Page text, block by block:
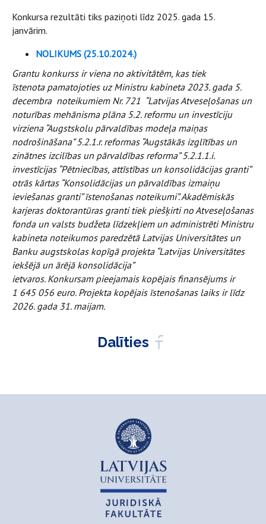
Konkursa rezultāti tiks paziņoti līdz 2025. gada 15.
janvārim.
NOLIKUMS (25.10.2024.)
Grantu konkurss ir viena no aktivitātēm, kas tiek
īstenota pamatojoties uz Ministru kabineta 2023. gada 5.
decembra noteikumiem Nr. 721 “Latvijas Atveseļošanas un
noturības mehānisma plāna 5.2. reformu un investīciju
virziena “Augstskolu pārvaldības modeļa maiņas
nodrošināšana” 5.2.1.r. reformas “Augstākās izglītības un
zinātnes izcilības un pārvaldības reforma” 5.2.1.1.i.
investīcijas “Pētniecības, attīstības un konsolidācijas granti”
otrās kārtas “Konsolidācijas un pārvaldības izmaiņu
ieviešanas granti” īstenošanas noteikumi”. Akadēmiskās
karjeras doktorantūras granti tiek piešķirti no Atveseļošanas
fonda un valsts budžeta līdzekļiem un administrēti Ministru
kabineta noteikumos paredzētā Latvijas Universitātes un
Banku augstskolas kopīgā projekta “Latvijas Universitātes
iekšējā un ārējā konsolidācija”
ietvaros. Konkursam pieejamais kopējais finansējums ir
1 645 056 euro. Projekta kopējais īstenošanas laiks ir līdz
2026. gada 31. maijam.
Dalīties